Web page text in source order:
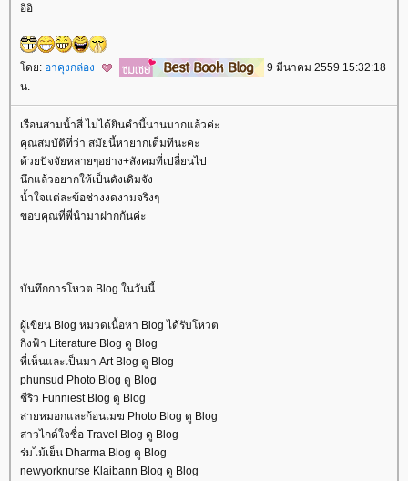
อิอิ
ดย: อาคุงกล่อง
9 มีนาคม 2559 15:32:18
น.
เรือนสามน้ำสี่ ไม่ได้ยินคำนี้นานมากแล้วค่ะ
คุณสมบัติที่ว่า สมัยนี้หายากเต็มทีนะคะ
ด้วยปัจจัยหลายๆอย่าง+สังคมที่เปลี่ยนไป
นึกแล้วอยากให้เป็นดังเดิมจัง
น้ำใจแต่ละข้อช่างงดงามจริงๆ
ขอบคุณที่พี่นำมาฝากกันค่ะ
บันทึกการโหวต Blog ในวันนี้
ผู้เขียน Blog หมวดเนื้อหา Blog ได้รับโหวต
กิ่งฟ้า Literature Blog ดู Blog
ที่เห็นและเป็นมา Art Blog ดู Blog
phunsud Photo Blog ดู Blog
ชีริว Funniest Blog ดู Blog
สายหมอกและก้อนเมฆ Photo Blog ดู Blog
สาวไกด์ใจซื่อ Travel Blog ดู Blog
ร่มไม้เย็น Dharma Blog ดู Blog
newyorknurse Klaibann Blog ดู Blog